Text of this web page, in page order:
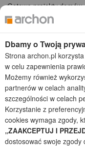
Gotowe projekty domów
Projekty domów tanich w
Projekty domów
Projekty domów
Projekty domów
Projekty domów
Projekty domów
2026 © ARCHON+ Biuro
projekty domów - autorska
przez arch. Barbarę Mendel
Z uwagi na ciągłe
normą ISO 9001),
Dbamy o Twoją
Strona archon.pl
w celu zapewnienia
Możemy również
partnerów w celach
szczególności w celach
Korzystanie z
cookies wymaga zgody,
„ZAAKCEPTUJ I
dostosować swoje zgody